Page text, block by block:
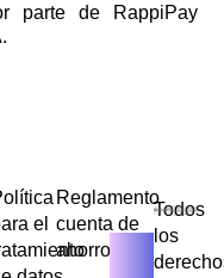
parte de RappiPay
el
Reglamento
cuenta de
ahorros
Todos
los